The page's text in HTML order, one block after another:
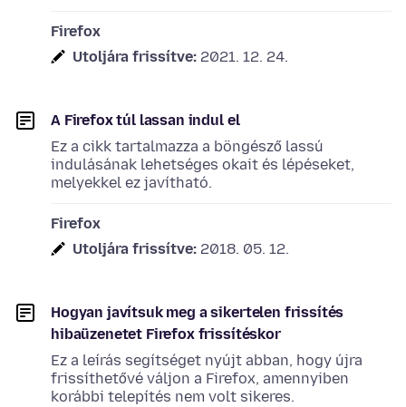
Firefox
Utoljára frissítve: 2021. 12. 24.
A Firefox túl lassan indul el
Ez a cikk tartalmazza a böngésző lassú
indulásának lehetséges okait és lépéseket,
melyekkel ez javítható.
Firefox
Utoljára frissítve: 2018. 05. 12.
Hogyan javítsuk meg a sikertelen frissítés
hibaüzenetet Firefox frissítéskor
Ez a leírás segítséget nyújt abban, hogy újra
frissíthetővé váljon a Firefox, amennyiben
korábbi telepítés nem volt sikeres.